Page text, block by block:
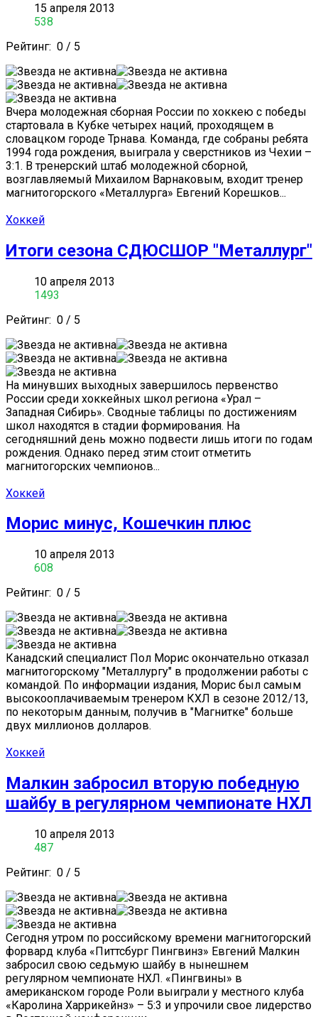
15 апреля 2013
538
Рейтинг: 0 / 5
Вчера молодежная сборная России по хоккею с победы
стартовала в Кубке четырех наций, проходящем в
словацком городе Трнава. Команда, где собраны ребята
1994 года рождения, выиграла у сверстников из Чехии –
3:1. В тренерский штаб молодежной сборной,
возглавляемый Михаилом Варнаковым, входит тренер
магнитогорского «Металлурга» Евгений Корешков...
Хоккей
Итоги сезона СДЮСШОР "Металлург"
10 апреля 2013
1493
Рейтинг: 0 / 5
На минувших выходных завершилось первенство
России среди хоккейных школ региона «Урал –
Западная Сибирь». Сводные таблицы по достижениям
школ находятся в стадии формирования. На
сегодняшний день можно подвести лишь итоги по годам
рождения. Однако перед этим стоит отметить
магнитогорских чемпионов...
Хоккей
Морис минус, Кошечкин плюс
10 апреля 2013
608
Рейтинг: 0 / 5
Канадский специалист Пол Морис окончательно отказал
магнитогорскому "Металлургу" в продолжении работы с
командой. По информации издания, Морис был самым
высокооплачиваемым тренером КХЛ в сезоне 2012/13,
по некоторым данным, получив в "Магнитке" больше
двух миллионов долларов.
Хоккей
Малкин забросил вторую победную
шайбу в регулярном чемпионате НХЛ
10 апреля 2013
487
Рейтинг: 0 / 5
Сегодня утром по российскому времени магнитогорский
форвард клуба «Питтсбург Пингвинз» Евгений Малкин
забросил свою седьмую шайбу в нынешнем
регулярном чемпионате НХЛ. «Пингвины» в
американском городе Роли выиграли у местного клуба
«Каролина Харрикейнз» – 5:3 и упрочили свое лидерство